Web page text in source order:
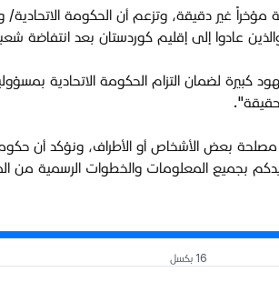
غير دقيقة، وتزعم أن الحكومة الاتحادية/
كبيرة لضمان التزام الحكومة الاتحادية
مصلحة بعض الأشخاص أو الأطراف، ونؤكد أن
بجميع المعلومات والخطوات الرسمية من
16 بكسل